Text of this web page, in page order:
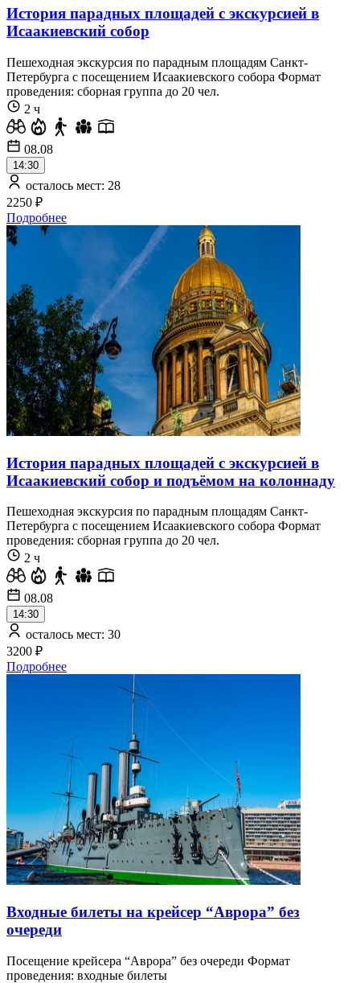
История парадных площадей с экскурсией в
Исаакиевский собор
Пешеходная экскурсия по парадным площадям Санкт-
Петербурга с посещением Исаакиевского собора Формат
проведения: сборная группа до 20 чел.
2 ч
08.08
14:30
осталось мест: 28
2250 ₽
Подробнее
История парадных площадей с экскурсией в
Исаакиевский собор и подъёмом на колоннаду
Пешеходная экскурсия по парадным площадям Санкт-
Петербурга с посещением Исаакиевского собора Формат
проведения: сборная группа до 20 чел.
2 ч
08.08
14:30
осталось мест: 30
3200 ₽
Подробнее
Входные билеты на крейсер “Аврора” без
очереди
Посещение крейсера “Аврора” без очереди Формат
проведения: входные билеты